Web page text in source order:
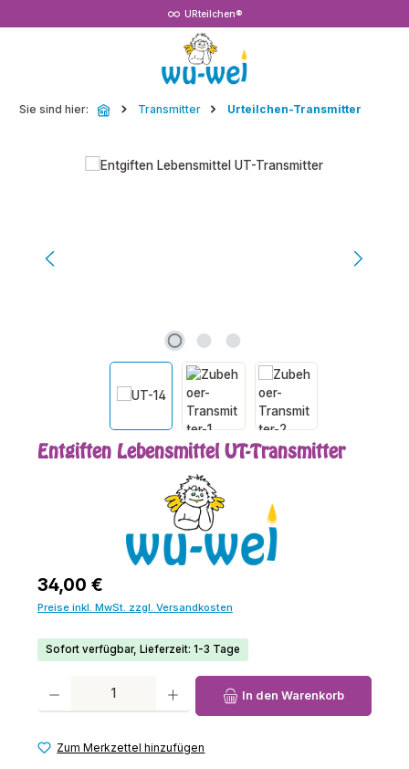
URteilchen®
Sie sind hier: Transmitter Urteilchen-Transmitter
Bildergalerie überspringen
Entgiften Lebensmittel UT-Transmitter
Regulärer Preis:
34,00 €
Preise inkl. MwSt. zzgl. Versandkosten
Sofort verfügbar, Lieferzeit: 1-3 Tage
Produkt Anzahl: Gib den gewünschten Wert ein oder benutze die
In den Warenkorb
Zum Merkzettel hinzufügen